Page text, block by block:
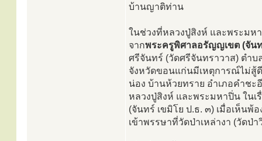
บ้านญาติท่าน
ในช่วงที่หลวงปู่สิงห์ และพระมห
จากพระครูพิศาลอรัญญเขต (จัน
ศรีจันทร์ (วัดศรีจันทราวาส) ตำบ
จังหวัดขอนแก่นมีเหตุการณ์ไม่สู้
น่อง บ้านห้วยทราย อำเภอคำช
หลวงปู่สิงห์ และพระมหาปิ่น ใน
(จันทร์ เขมิโย ป.ธ. ๓) เมื่อเห็น
เข้าพรรษาที่วัดป่าเหล่างา (วัดป่